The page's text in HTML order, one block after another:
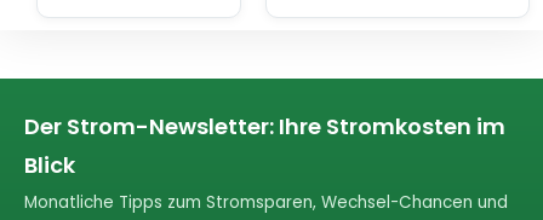
Der Strom-Newsletter: Ihre Stromkosten im
Blick
Monatliche Tipps zum Stromsparen, Wechsel-Chancen und